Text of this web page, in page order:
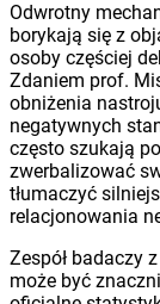
Odwrotny
borykają się z
osoby częściej
Zdaniem prof.
obniżenia
negatywnych
często szukają
zwerbalizować
tłumaczyć
relacjonowania
Zespół badaczy
może być